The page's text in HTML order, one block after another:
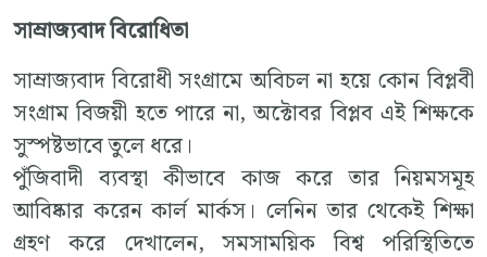
সাম্রাজ্যবাদ বিরোধিতা
সাম্রাজ্যবাদ বিরোধী সংগ্রামে অবিচল না হয়ে কোন বিপ্লবী
সংগ্রাম বিজয়ী হতে পারে না, অক্টোবর বিপ্লব এই শিক্ষকে
সুস্পষ্টভাবে তুলে ধরে।
পুঁজিবাদী ব্যবস্থা কীভাবে কাজ করে তার নিয়মসমূহ
আবিষ্কার করেন কার্ল মার্কস। লেনিন তার থেকেই শিক্ষা
গ্রহণ করে দেখালেন, সমসাময়িক বিশ্ব পরিস্থিতিতে